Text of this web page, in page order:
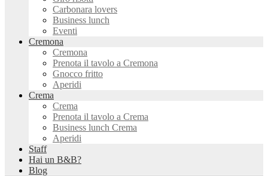
Carbonara lovers
Business lunch
Eventi
Cremona
Cremona
Prenota il tavolo a Cremona
Gnocco fritto
Aperidi
Crema
Crema
Prenota il tavolo a Crema
Business lunch Crema
Aperidi
Staff
Hai un B&B?
Blog